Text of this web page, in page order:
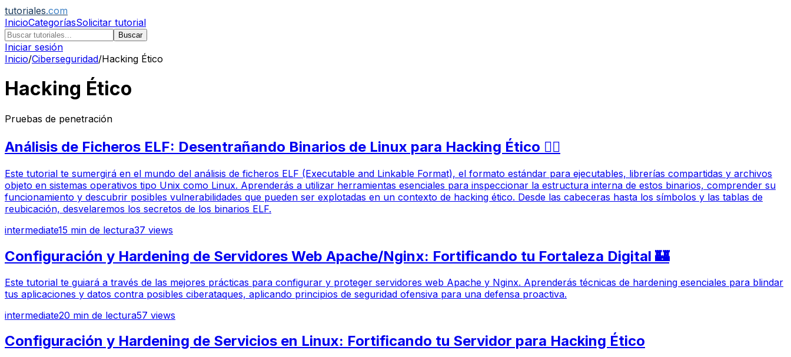
tutoriales.com
InicioCategoríasSolicitar tutorial
Buscar
Iniciar sesión
Inicio/Ciberseguridad/Hacking Ético
Hacking Ético
Pruebas de penetración
Análisis de Ficheros ELF: Desentrañando Binarios de Linux para Hacking Ético 🕵️‍♀️
Este tutorial te sumergirá en el mundo del análisis de ficheros ELF (Executable and Linkable Format), el formato estándar para ejecutables, librerías compartidas y archivos
objeto en sistemas operativos tipo Unix como Linux. Aprenderás a utilizar herramientas esenciales para inspeccionar la estructura interna de estos binarios, comprender su
funcionamiento y descubrir posibles vulnerabilidades que pueden ser explotadas en un contexto de hacking ético. Desde las cabeceras hasta los símbolos y las tablas de
reubicación, desvelaremos los secretos de los binarios ELF.
intermediate15 min de lectura37 views
Configuración y Hardening de Servidores Web Apache/Nginx: Fortificando tu Fortaleza Digital 🏰
Este tutorial te guiará a través de las mejores prácticas para configurar y proteger servidores web Apache y Nginx. Aprenderás técnicas de hardening esenciales para blindar
tus aplicaciones y datos contra posibles ciberataques, aplicando principios de seguridad ofensiva para una defensa proactiva.
intermediate20 min de lectura57 views
Configuración y Hardening de Servicios en Linux: Fortificando tu Servidor para Hacking Ético